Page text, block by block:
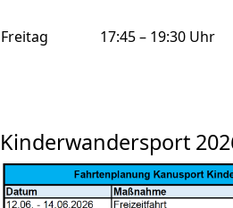
Freitag 17:45 – 19:30 Uhr
Kinderwandersport